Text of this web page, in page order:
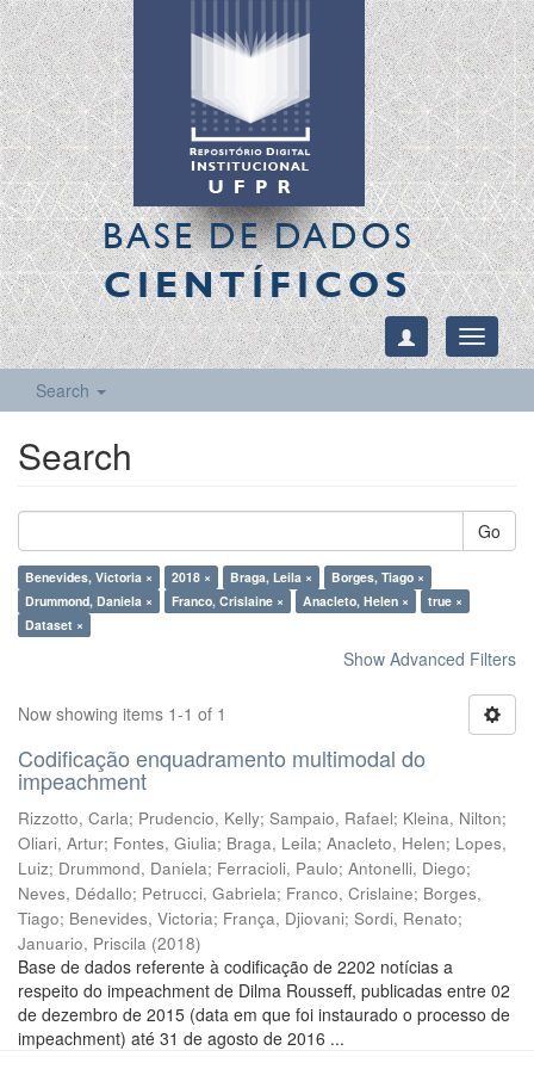
BASE DE DADOS
CIENTÍFICOS
Toggle
Search
Search
Go
Benevides, Victoria × 2018 × Braga, Leila ×
Borges, Tiago ×
Drummond, Daniela ×
Franco, Crislaine × Anacleto, Helen ×
true ×
Dataset ×
Show Advanced Filters
Now showing items 1-1 of 1
Codificação enquadramento multimodal do
impeachment
Rizzotto, Carla; Prudencio, Kelly; Sampaio, Rafael; Kleina, Nilton;
Oliari, Artur; Fontes, Giulia; Braga, Leila; Anacleto, Helen; Lopes,
Luiz; Drummond, Daniela; Ferracioli, Paulo; Antonelli, Diego;
Neves, Dédallo; Petrucci, Gabriela; Franco, Crislaine; Borges,
Tiago; Benevides, Victoria; França, Djiovani; Sordi, Renato;
Januario, Priscila (2018)
Base de dados referente à codificação de 2202 notícias a
respeito do impeachment de Dilma Rousseff, publicadas entre 02
de dezembro de 2015 (data em que foi instaurado o processo de
impeachment) até 31 de agosto de 2016 ...